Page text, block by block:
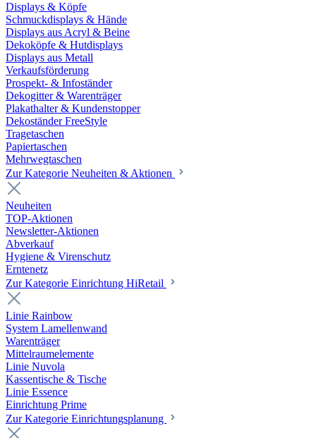
Displays & Köpfe
Schmuckdisplays & Hände
Displays aus Acryl & Beine
Dekoköpfe & Hutdisplays
Displays aus Metall
Verkaufsförderung
Prospekt- & Infoständer
Dekogitter & Warenträger
Plakathalter & Kundenstopper
Dekoständer FreeStyle
Tragetaschen
Papiertaschen
Mehrwegtaschen
Zur Kategorie Neuheiten & Aktionen
Neuheiten
TOP-Aktionen
Newsletter-Aktionen
Abverkauf
Hygiene & Virenschutz
Erntenetz
Zur Kategorie Einrichtung HiRetail
Linie Rainbow
System Lamellenwand
Warenträger
Mittelraumelemente
Linie Nuvola
Kassentische & Tische
Linie Essence
Einrichtung Prime
Zur Kategorie Einrichtungsplanung